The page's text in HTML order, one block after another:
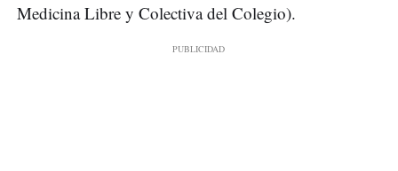
Medicina Libre y Colectiva del Colegio).